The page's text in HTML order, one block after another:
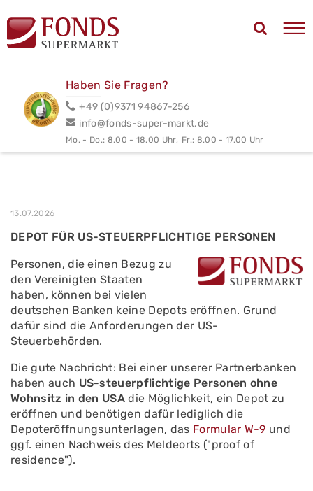
Haben Sie Fragen?
+49 (0)9371 94867-256
info@fonds-super-markt.de
Mo. - Do.: 8.00 - 18.00 Uhr, Fr.: 8.00 - 17.00 Uhr
13.07.2026
DEPOT FÜR US-STEUERPFLICHTIGE PERSONEN
Personen, die einen Bezug zu
den Vereinigten Staaten
haben, können bei vielen
deutschen Banken keine Depots eröffnen. Grund
dafür sind die Anforderungen der US-
Steuerbehörden.
Die gute Nachricht: Bei einer unserer Partnerbanken
haben auch US-steuerpflichtige Personen ohne
Wohnsitz in den USA die Möglichkeit, ein Depot zu
eröffnen und benötigen dafür lediglich die
Depoteröffnungsunterlagen, das Formular W-9 und
ggf. einen Nachweis des Meldeorts ("proof of
residence").